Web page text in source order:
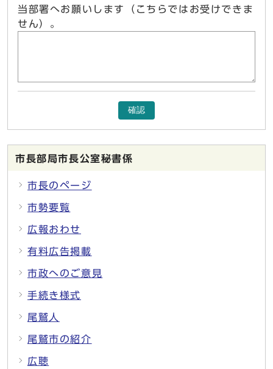
当部署へお願いします（こちらではお受けできま
せん）。
確認
市長部局市長公室秘書係
市長のページ
市勢要覧
広報おわせ
有料広告掲載
市政へのご意見
手続き様式
尾鷲人
尾鷲市の紹介
広聴